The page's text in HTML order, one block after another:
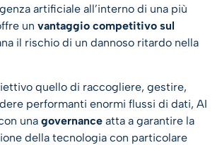
artificiale all’interno di una più
un vantaggio competitivo sul
il rischio di un dannoso ritardo nella
quello di raccogliere, gestire,
performanti enormi flussi di dati, AI
una governance atta a garantire la
della tecnologia con particolare